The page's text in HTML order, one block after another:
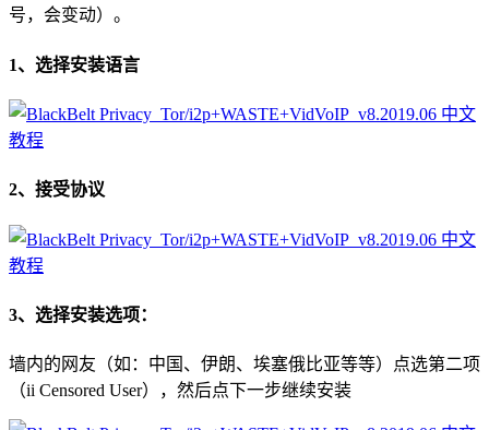
号，会变动）。
1、选择安装语言
2、接受协议
3、选择安装选项：
墙内的网友（如：中国、伊朗、埃塞俄比亚等等）点选第二项
（ii Censored User），然后点下一步继续安装